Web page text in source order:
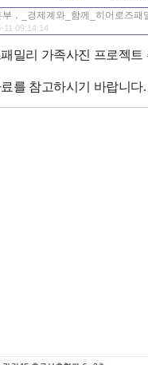
，_경제계와_함께_히어로즈
11 09:14:14
밀리 가족사진 프로젝트
를 참고하시기 바랍니다.